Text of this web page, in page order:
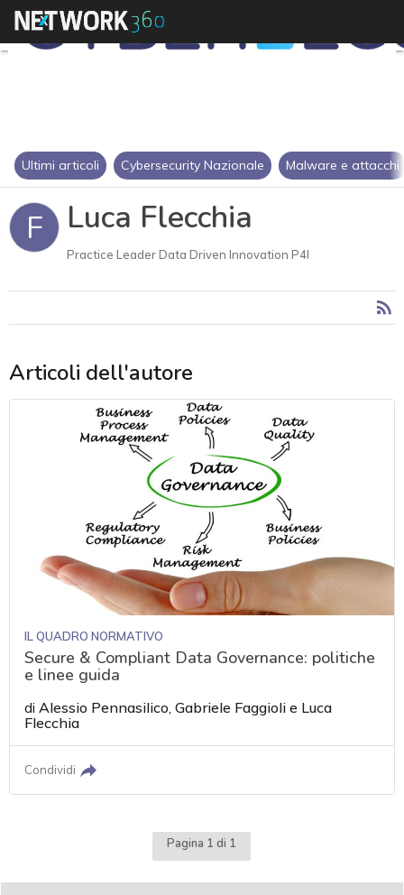
Ultimi articoli Cybersecurity Nazionale Malware e attacchi
F Luca Flecchia
Practice Leader Data Driven Innovation P4I
Articoli dell'autore
IL QUADRO NORMATIVO
Secure & Compliant Data Governance: politiche
e linee guida
diAlessio Pennasilico,Gabriele Faggioli e Luca
Flecchia
Condividi
Pagina 1 di 1